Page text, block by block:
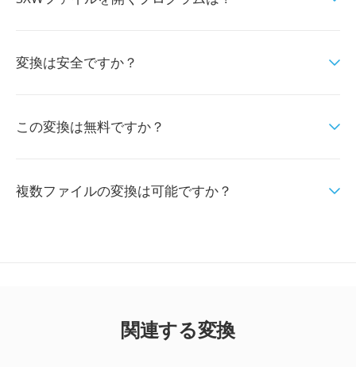
変換は安全ですか？
この変換は無料ですか？
複数ファイルの変換は可能ですか？
関連する変換